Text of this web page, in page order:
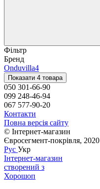
Фільтр
Бренд
Onduvilla4
Показати 4 товара
050 301-66-90
099 248-46-94
067 577-90-20
Контакти
Повна версія сайту
© Інтернет-магазин
Євросегмент-покрівля, 2020
Рус Укр
Інтернет-магазин
створений з
Хорошоп